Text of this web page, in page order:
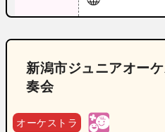
新潟市ジュニアオー
奏会
オーケストラ